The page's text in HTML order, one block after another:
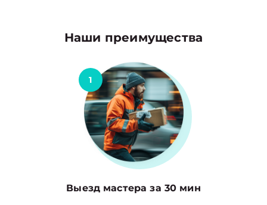
Наши преимущества
1
Выезд мастера за 30 мин